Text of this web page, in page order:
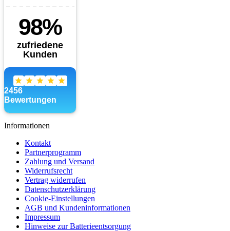
Informationen
Kontakt
Partnerprogramm
Zahlung und Versand
Widerrufsrecht
Vertrag widerrufen
Datenschutzerklärung
Cookie-Einstellungen
AGB und Kundeninformationen
Impressum
Hinweise zur Batterieentsorgung